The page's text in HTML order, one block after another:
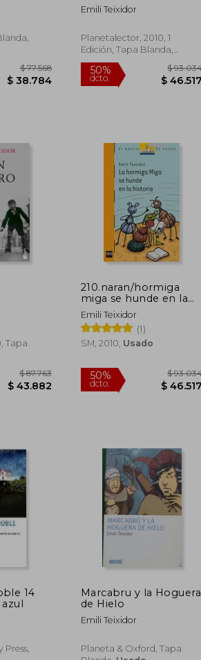
$ 38.784
Emili Teixidor
Planetalector, 2010, 1
Edición, Tapa Blanda,
Usado
50%
dcto.
Tapa
$ 87.763
210.naran/hormiga
miga se hunde en la
historia
Emili Teixidor
(1)
SM, 2010, Usado
14
Press,
Marcabru y la Hoguera
de Hielo
Emili Teixidor
Planeta & Oxford, Tapa